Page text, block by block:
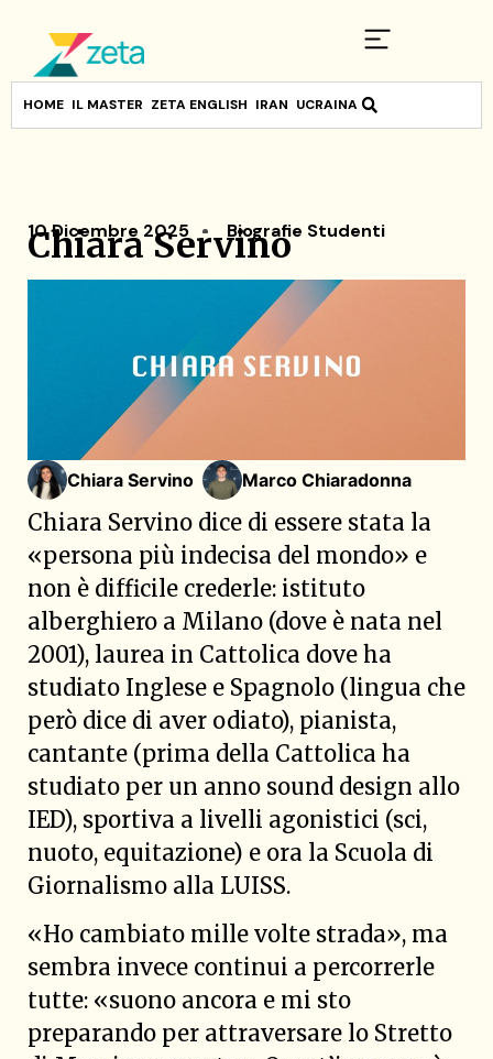
HOME IL MASTER ZETA ENGLISH IRAN UCRAINA
10 Dicembre 2025 Biografie Studenti
Chiara Servino
Chiara Servino Marco Chiaradonna
Chiara Servino dice di essere stata la
«persona più indecisa del mondo» e
non è difficile crederle: istituto
alberghiero a Milano (dove è nata nel
2001), laurea in Cattolica dove ha
studiato Inglese e Spagnolo (lingua che
però dice di aver odiato), pianista,
cantante (prima della Cattolica ha
studiato per un anno sound design allo
IED), sportiva a livelli agonistici (sci,
nuoto, equitazione) e ora la Scuola di
Giornalismo alla LUISS.
«Ho cambiato mille volte strada», ma
sembra invece continui a percorrerle
tutte: «suono ancora e mi sto
preparando per attraversare lo Stretto